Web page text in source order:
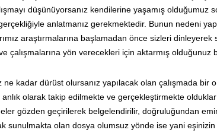
düşünüyorsanız kendilerine yaşamış
anlatmanız gerekmektedir. Bunun nedeni
araştırmalarına başlamadan önce sizleri
çalışmalarına yön verecekleri için aktarmış olduğunuz
ne kadar dürüst olursanız yapılacak olan çalışmada bir
olarak takip edilmekte ve gerçekleştirmekte
gözden geçirilerek belgelendirilir, doğruluğundan
sunulmakta olan dosya olumsuz yönde ise yani